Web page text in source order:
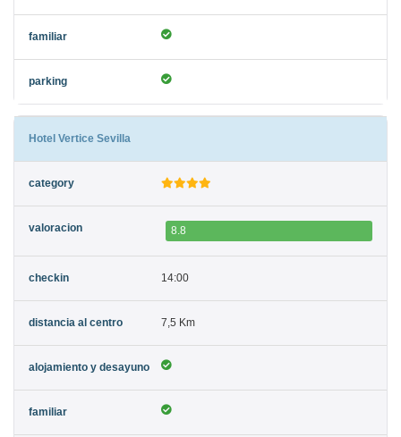
Hotel Vertice Sevilla
8.8
14:00
7,5 Km